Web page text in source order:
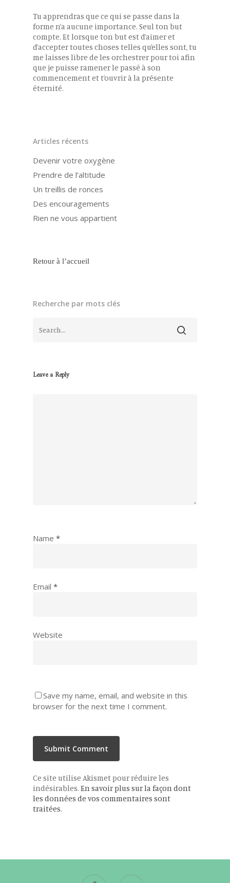
Tu apprendras que ce qui se passe dans la
forme n’a aucune importance. Seul ton but
compte. Et lorsque ton but est d’aimer et
d’accepter toutes choses telles qu’elles sont, tu
me laisses libre de les orchestrer pour toi afin
que je puisse ramener le passé à son
commencement et t’ouvrir à la présente
éternité.
Articles récents
Devenir votre oxygène
Prendre de l’altitude
Un treillis de ronces
Des encouragements
Rien ne vous appartient
Retour à l’accueil
Recherche par mots clés
Leave a Reply
Name *
Email *
Website
Save my name, email, and website in this
browser for the next time I comment.
Ce site utilise Akismet pour réduire les
indésirables. En savoir plus sur la façon dont
les données de vos commentaires sont
traitées.